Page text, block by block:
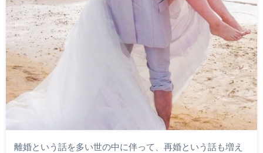
離婚という話を多い世の中に伴って、再婚という話も増え